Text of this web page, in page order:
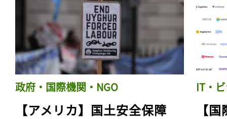
政府・国際機関・NGO
【アメリカ】国土安全保障
IT・
【